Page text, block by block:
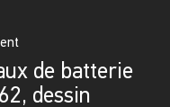
de batterie
dessin